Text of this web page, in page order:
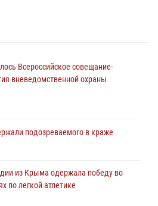
Всероссийское совещание-
вневедомственной охраны
подозреваемого в краже
из Крыма одержала победу во
по легкой атлетике